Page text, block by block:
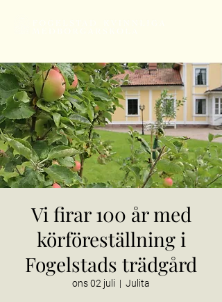
Vi firar 100 år med
körföreställning i
Fogelstads trädgård
ons 02 juli
  |
Julita